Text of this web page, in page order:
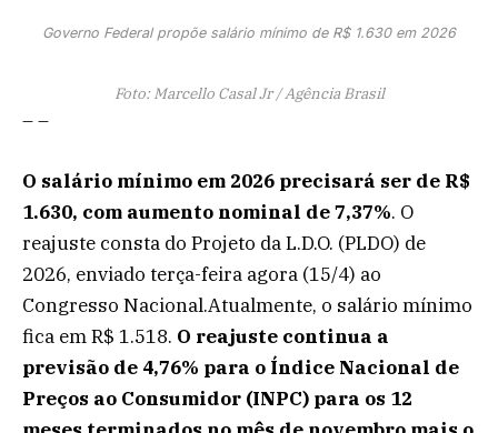
Governo Federal propõe salário mínimo de R$ 1.630 em 2026
Foto: Marcello Casal Jr / Agência Brasil
– –
O salário mínimo em 2026 precisará ser de R$
1.630, com aumento nominal de 7,37%. O
reajuste consta do Projeto da L.D.O. (PLDO) de
2026, enviado terça-feira agora (15/4) ao
Congresso Nacional.Atualmente, o salário mínimo
fica em R$ 1.518. O reajuste continua a
previsão de 4,76% para o Índice Nacional de
Preços ao Consumidor (INPC) para os 12